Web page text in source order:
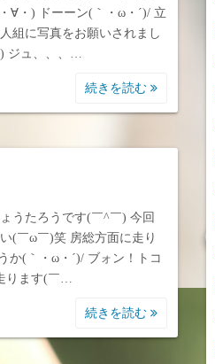
∀・) ドーーン(｀・ω・´)/ 立
組に写真をお願いされまし
ジュ、、、…
続きを読む
うたろうです(￣^￣) 今回
(￣ω￣)笑 房総方面に走り
か(｀・ω・´)/ ブォン！トコ
ります(￣…
続きを読む